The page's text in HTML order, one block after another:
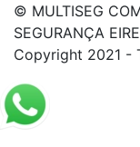
© MULTISEG
SEGURANÇA
Copyright 2021 -